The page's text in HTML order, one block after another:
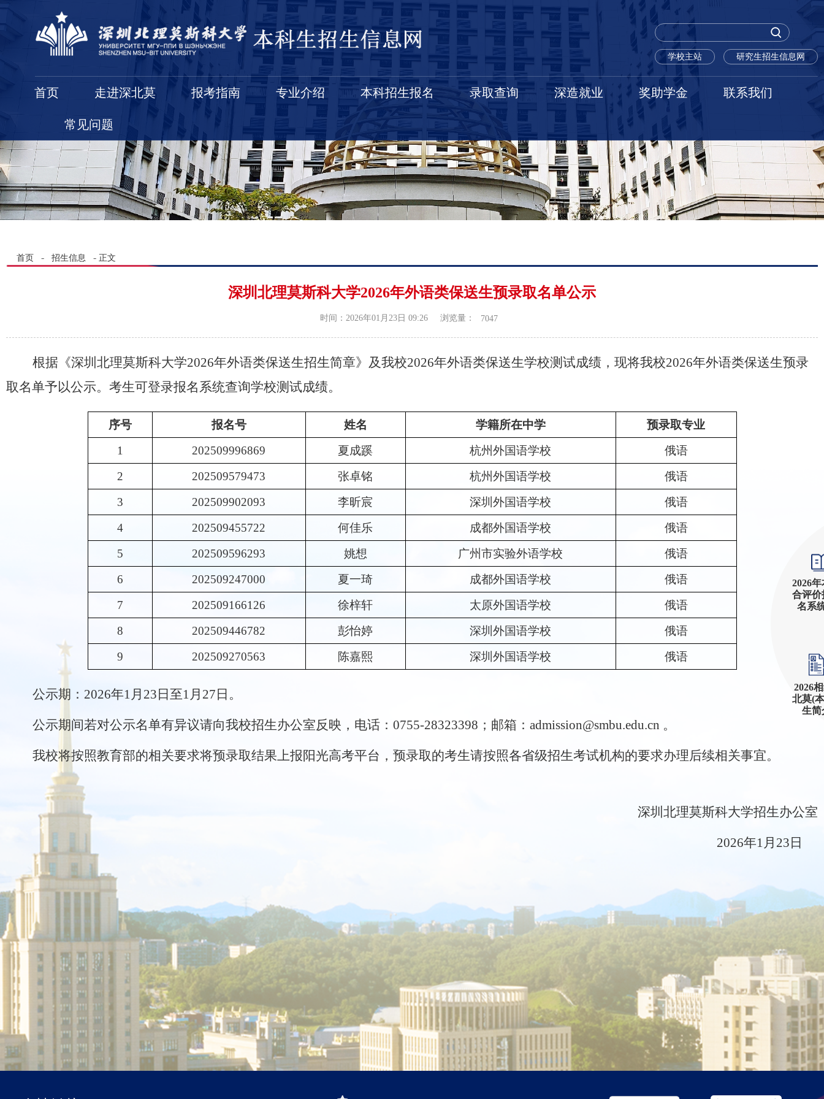
2026
合评价
名系
2026
北莫(
生简
学校主站 研究生招生信息网
首页 走进深北莫 报考指南 专业介绍 本科招生报名 录取查询 深造就业 奖助学金 联系我们
常见问题
首页 - 招生信息 - 正文
深圳北理莫斯科大学2026年外语类保送生预录取名单公示
时间：2026年01月23日 09:26 浏览量： 7047
根据《深圳北理莫斯科大学2026年外语类保送生招生简章》及我校2026年外语类保送生学校测试成绩 ，现将我校2026年外语类保送生预录
取名单予以公示。考生可登录报名系统查询学校测试成绩。
序号 报名号 姓名 学籍所在中学
预录取专业
1
202509996869 夏成蹊 杭州外国语学校
俄语
2
202509579473 张卓铭 杭州外国语学校
俄语
3
202509902093 李昕宸 深圳外国语学校
俄语
4
202509455722 何佳乐 成都外国语学校
俄语
5
202509596293 姚想 广州市实验外语学校
俄语
6
202509247000 夏一琦 成都外国语学校
俄语
7
202509166126 徐梓轩 太原外国语学校
俄语
8
202509446782 彭怡婷 深圳外国语学校
俄语
9
202509270563 陈嘉熙 深圳外国语学校 俄语
公示期： 2026年1月 23 日至1月 27 日。
公示期间若对公示名单有异议请向我校招生办公室反映 ，电话： 0755-28323398 ；邮箱： admission@smbu.edu.cn 。
我校将按照教育部的相关要求将预录取结果上报阳光高考平台， 预录取的考生请按照各省级招生考试机构的要求办理后续相关事宜。
深圳北理莫斯科大学招生办公室
2026年1月 23 日